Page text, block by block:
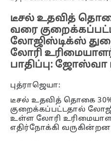
டீசல் உதவித் தொகை
வரை
லோஜிஸ்டிக்ஸ்
லோரி
பாதிப்பு: ஜோஸ்வா
புத்ராஜெயா:
டீசல் உதவித் தொகை
குறைக்கப்பட்டதால்
உள்ள லோரி
எதிர்நோக்கி